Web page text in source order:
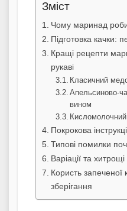
Зміст
Чому маринад
Підготовка качки:
Кращі рецепти
рукаві
Класичний
Апельсиново-
вином
Покрокова
Типові помилки
Варіації та
Користь запеченої
зберігання